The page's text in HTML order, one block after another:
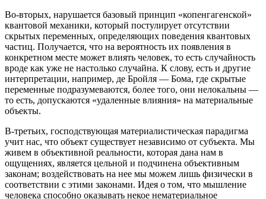
Во-вторых, нарушается базовый принцип «копенгагенской»
квантовой механики, который постулирует отсутствии
скрытых переменных, определяющих поведения квантовых
частиц. Получается, что на вероятность их появления в
конкретном месте может влиять человек, то есть случайность
вроде как уже не настолько случайна. К слову, есть и другие
интерпретации, например, де Бройля — Бома, где скрытые
переменные подразумеваются, более того, они нелокальны —
то есть, допускаются «удаленные влияния» на материальные
объекты.
В-третьих, господствующая материалистическая парадигма
учит нас, что объект существует независимо от субъекта. Мы
живем в объективной реальности, которая дана нам в
ощущениях, является цельной и подчинена объективным
законам; воздействовать на нее мы можем лишь физически в
соответствии с этими законами. Идея о том, что мышление
человека способно оказывать некое нематериальное